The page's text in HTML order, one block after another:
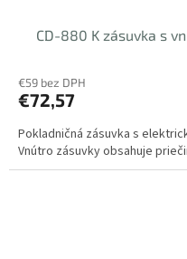
CD-880 K zásuvka s
€59 bez DPH
€72,57
Pokladničná zásuvka s
Vnútro zásuvky obsahuje